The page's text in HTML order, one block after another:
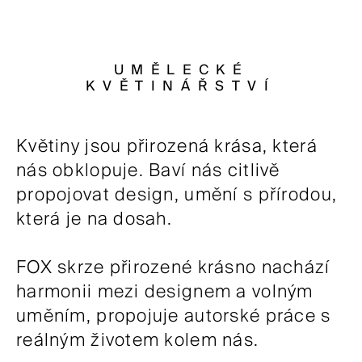
FOX Friend Club
FOX People
UMĚLECKÉ
KVĚTINÁŘSTVÍ
Květiny jsou přirozená krása, která
nás obklopuje. Baví nás citlivě
propojovat design, umění s přírodou,
která je na dosah.
FOX skrze přirozené krásno nachází
harmonii mezi designem a volným
uměním, propojuje autorské práce s
reálným životem kolem nás.